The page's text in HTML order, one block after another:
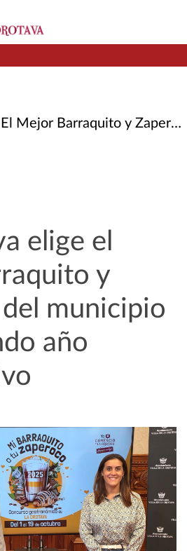
y Zaperoco del Municipio Por Segundo Año Consecutivo
elige el
y
municipio
año